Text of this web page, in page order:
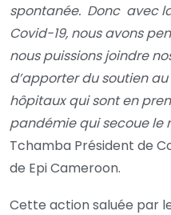
spontanée. Donc avec
Covid-19, nous avons
nous puissions joindre
d’apporter du soutien
hôpitaux qui sont en
pandémie qui secoue le
Tchamba Président de
de Epi Cameroon.
Cette action saluée par